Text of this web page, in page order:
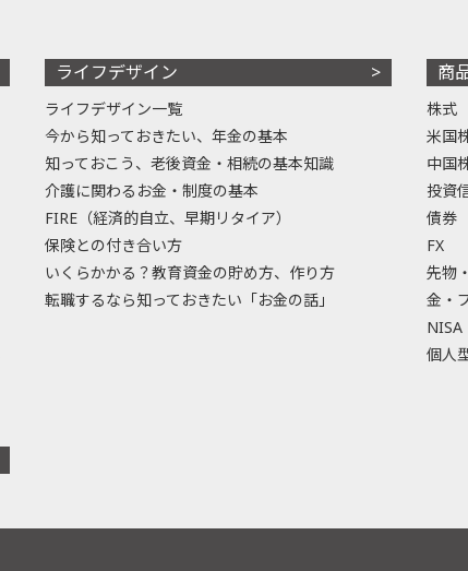
ライフデザイン
ライフデザイン一覧
今から知っておきたい、年金の基本
知っておこう、老後資金・相続の基本知識
介護に関わるお金・制度の基本
FIRE（経済的自立、早期リタイア）
保険との付き合い方
いくらかかる？教育資金の貯め方、作り方
転職するなら知っておきたい「お金の話」
商
株式
米国
中国
投資
債券
FX
先物
金・
NISA
個人